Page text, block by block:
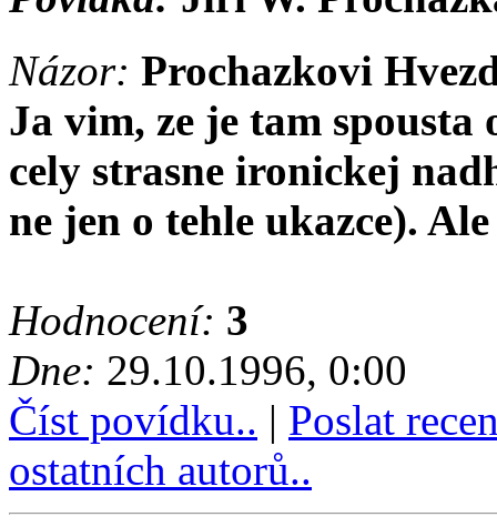
Názor: Prochazkovi
Ja vim, ze je tam spousta
cely strasne ironickej
ne jen o tehle ukazce).
Hodnocení: 3
Dne: 29.10.1996, 0:00
Číst povídku.. | Poslat
ostatních autorů..